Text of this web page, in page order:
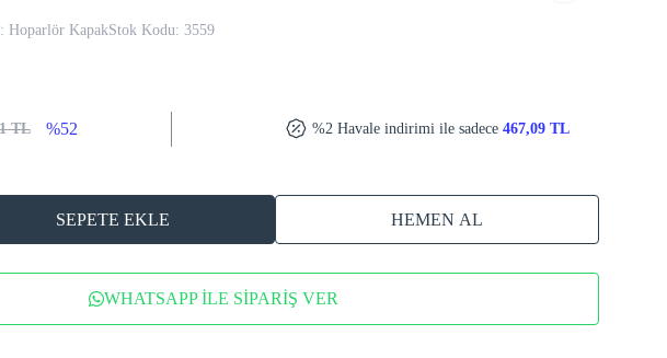
Hoparlör KapakStok Kodu: 3559
TL %52 %2 Havale indirimi ile sadece467,09 TL
SEPETE EKLE HEMEN AL
WHATSAPP İLE SİPARİŞ VER